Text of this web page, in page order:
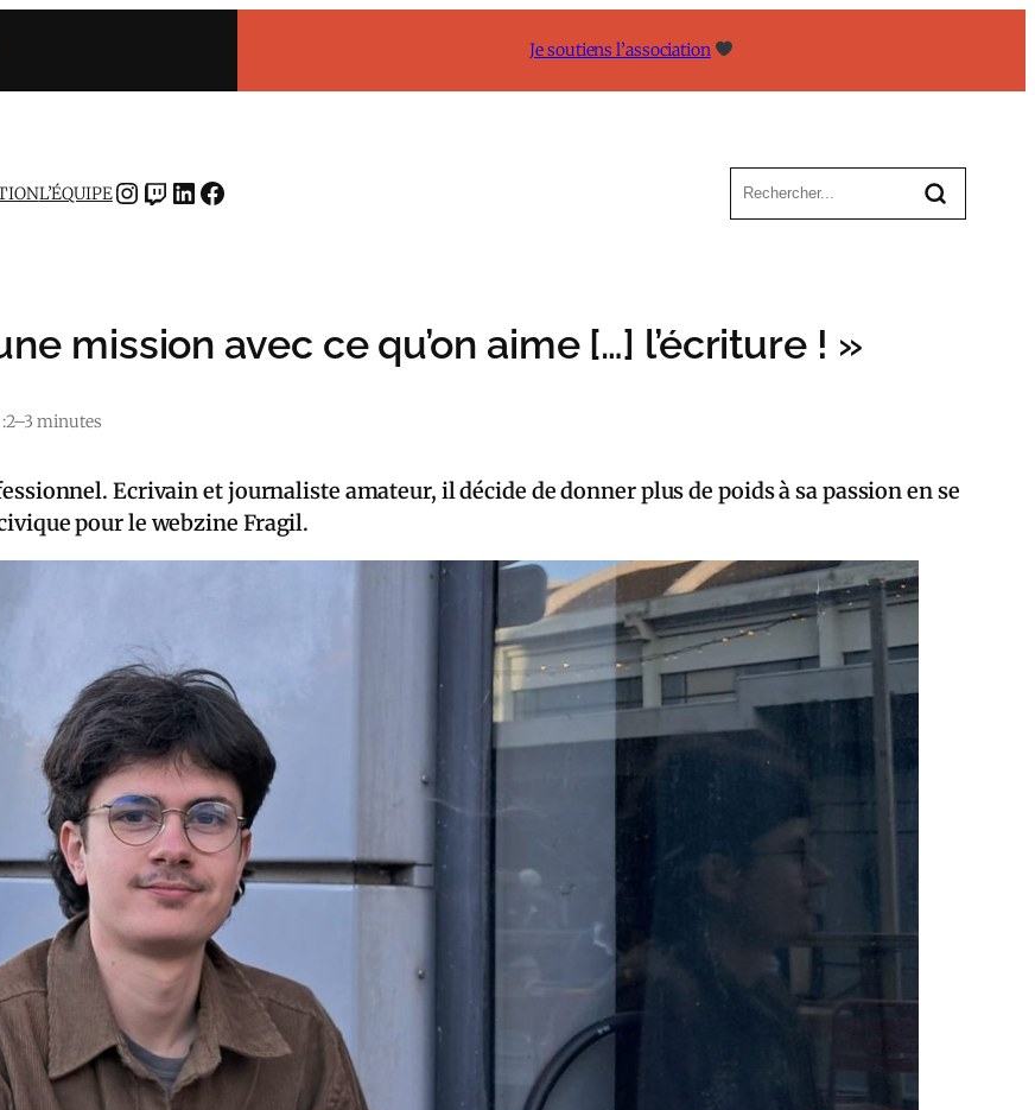
Je soutiens l’association
L’ÉQUIPEINSTAGRAMTWITCH LINKEDIN FACEBOOK
mission avec ce qu’on aime […] l’écriture ! »
2–3 minutes
Ecrivain et journaliste amateur, il décide de donner plus de poids à sa passion en se
pour le webzine Fragil.